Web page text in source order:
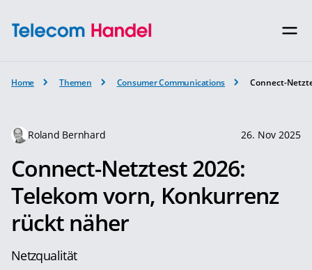
Home Themen Consumer Communications Connect-
Roland Bernhard 26. Nov 2025
Connect-Netztest 2026:
Telekom vorn, Konkurrenz
rückt näher
Netzqualität